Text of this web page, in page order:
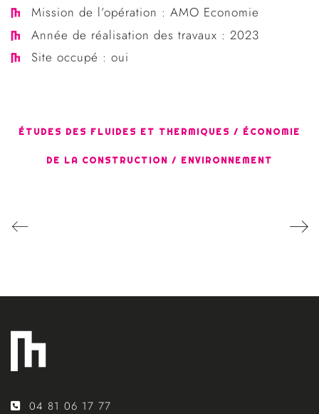
Mission de l’opération : AMO Economie
Année de réalisation des travaux : 2023
Site occupé : oui
ÉTUDES DES FLUIDES ET THERMIQUES / ÉCONOMIE
DE LA CONSTRUCTION / ENVIRONNEMENT
04 81 06 17 77